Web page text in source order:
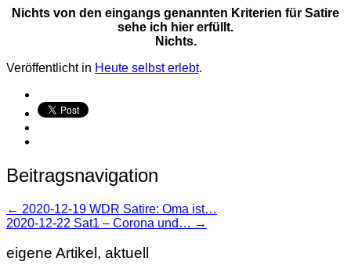
Nichts von den eingangs genannten Kriterien für Satire
sehe ich hier erfüllt.
Nichts.
Veröffentlicht in Heute selbst erlebt.
Beitragsnavigation
← 2020-12-19 WDR Satire: Oma ist…
2020-12-22 Sat1 – Corona und… →
eigene Artikel, aktuell